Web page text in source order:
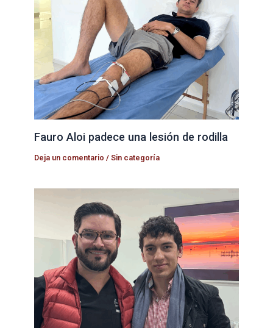
Fauro Aloi padece una lesión de rodilla
Deja un comentario /Sin categoría